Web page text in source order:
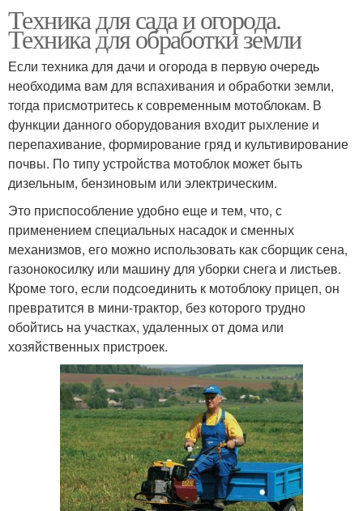
Техника для сада и огорода.
Техника для обработки земли
Если техника для дачи и огорода в первую очередь
необходима вам для вспахивания и обработки земли,
тогда присмотритесь к современным мотоблокам. В
функции данного оборудования входит рыхление и
перепахивание, формирование гряд и культивирование
почвы. По типу устройства мотоблок может быть
дизельным, бензиновым или электрическим.
Это приспособление удобно еще и тем, что, с
применением специальных насадок и сменных
механизмов, его можно использовать как сборщик сена,
газонокосилку или машину для уборки снега и листьев.
Кроме того, если подсоединить к мотоблоку прицеп, он
превратится в мини-трактор, без которого трудно
обойтись на участках, удаленных от дома или
хозяйственных пристроек.